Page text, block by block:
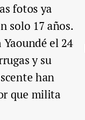
fotos ya
solo 17 años.
el 24
y su
han
que milita